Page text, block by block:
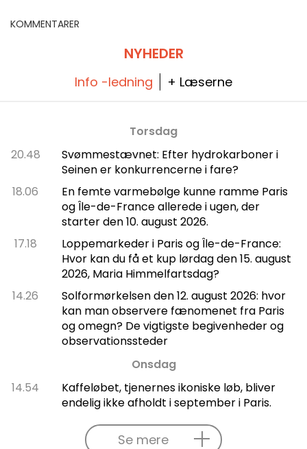
KOMMENTARER
NYHEDER
Info -ledning + Læserne
Torsdag
20.48
Svømmestævnet: Efter hydrokarboner i
Seinen er konkurrencerne i fare?
18.06
En femte varmebølge kunne ramme Paris
og Île-de-France allerede i ugen, der
starter den 10. august 2026.
17.18
Loppemarkeder i Paris og Île-de-France:
Hvor kan du få et kup lørdag den 15. august
2026, Maria Himmelfartsdag?
14.26
Solformørkelsen den 12. august 2026: hvor
kan man observere fænomenet fra Paris
og omegn? De vigtigste begivenheder og
observationssteder
Onsdag
14.54
Kaffeløbet, tjenernes ikoniske løb, bliver
endelig ikke afholdt i september i Paris.
Se mere